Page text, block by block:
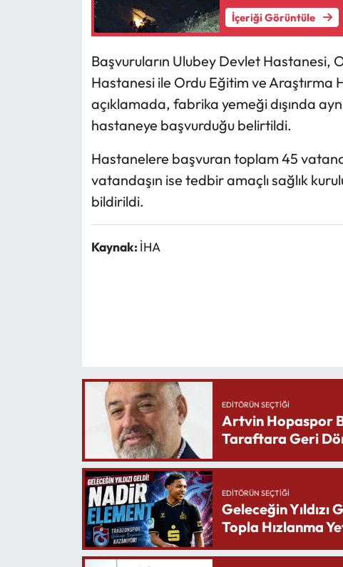
İçeriği Görüntüle
Başvuruların Ulubey Devlet Hastanesi,
Hastanesi ile Ordu Eğitim ve Araştırma
açıklamada, fabrika yemeği dışında
hastaneye başvurduğu belirtildi.
Hastanelere başvuran toplam 45
vatandaşın ise tedbir amaçlı sağlık
bildirildi.
Kaynak: İHA
EDITÖRÜN SEÇTIĞI
Artvin Hopaspor
Taraftara Geri
EDITÖRÜN SEÇTIĞI
Geleceğin
Topla Hızlanma